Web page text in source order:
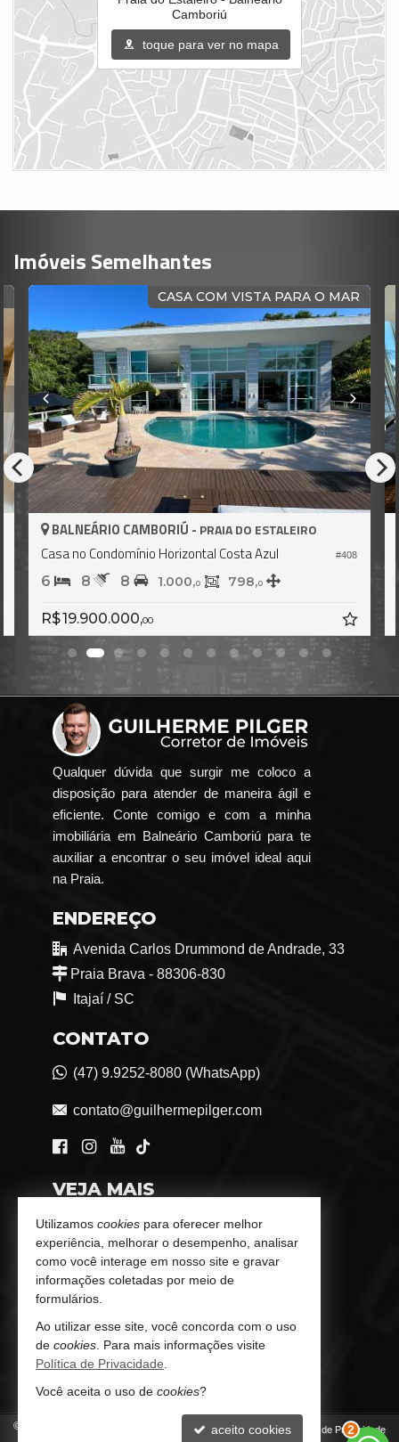
Camboriú
toque para ver no mapa
Imóveis Semelhantes
MANSÃO FRENTE MAR
#644
BALNEÁRIO CAMBORIÚ -PRAIA DO ESTALEIRO
Casa no Condomínio Horizontal Costa Azul
4 5 2 3.000,0 400,0
R$ 25.000.000,
Qualquer dúvida que surgir me coloco a
disposição para atender de maneira ágil e
eficiente. Conte comigo e com a minha
imobiliária em Balneário Camboriú para te
auxiliar a encontrar o seu imóvel ideal aqui
na Praia.
ENDEREÇO
Avenida Carlos Drummond de Andrade, 33
Praia Brava - 88306-830
Itajaí / SC
CONTATO
(47) 9.9252-8080 (WhatsApp)
contato@guilhermepilger.com
VEJA MAIS
Consultoria Imobiliária Personalizada
trabalhe conosco
Indicadores Financeiros
Imóveis Favoritos
Mapa de Imóveis
© Política de Privacidade
2
Utilizamos cookies para oferecer melhor
experiência, melhorar o desempenho, analisar
como você interage em nosso site e gravar
informações coletadas por meio de
formulários.
Ao utilizar esse site, você concorda com o uso
de cookies . Para mais informações visite
Política de Privacidade
Você aceita o uso de cookies?
aceito cookies